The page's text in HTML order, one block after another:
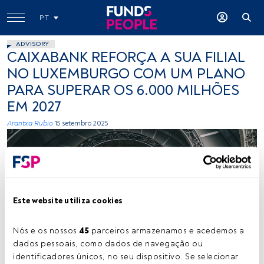
Este website utiliza cookies
Nós e os nossos 45 parceiros armazenamos e acedemos a
dados pessoais, como dados de navegação ou
identificadores únicos, no seu dispositivo. Se selecionar
PT
ADVISORY
CAIXABANK REFORÇA A SUA FILIAL
NO LUXEMBURGO COM UM PLANO
PARA SUPERAR OS 6.000 MILHÕES
EM 2027
Arantxa Rubio 15 setembro 2025
Créditos: Grillot Edouard (Unsplash)